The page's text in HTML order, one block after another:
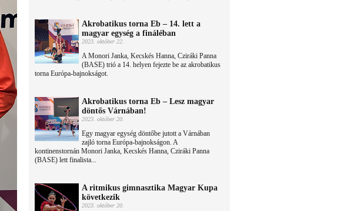
Akrobatikus torna Eb – 14. lett a
magyar egység a fináléban
2023. október 22.
A Monori Janka, Kecskés Hanna, Cziráki Panna
(BASE) trió a 14. helyen fejezte be az akrobatikus
torna Európa-bajnokságot.
Akrobatikus torna Eb – Lesz magyar
döntős Várnában!
2023. október 20.
Egy magyar egység döntőbe jutott a Várnában
zajló torna Európa-bajnokságon. A
kontinenstornán Monori Janka, Kecskés Hanna, Cziráki Panna
(BASE) lett finalista...
A ritmikus gimnasztika Magyar Kupa
következik
2023. október 20.